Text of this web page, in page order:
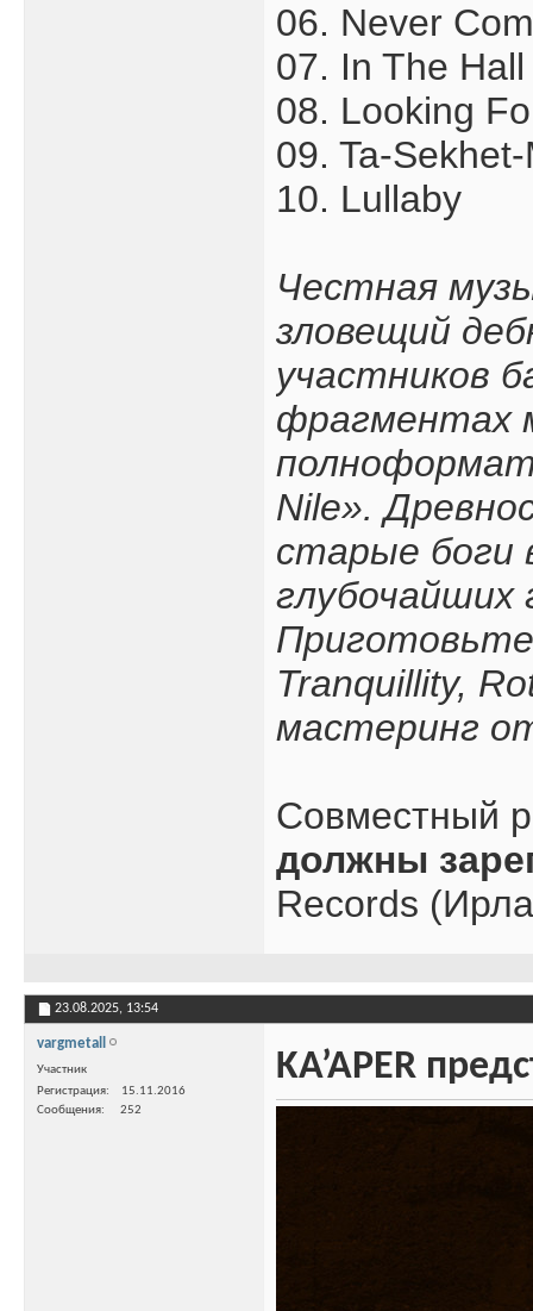
06. Never
07. In The
08. Looking
09. Ta-Sekhet-
10. Lullaby
Честная
зловещий
участников
фрагментах
Nile».
старые боги
глубочайших
Tranquillity,
мастеринг
Совместный
должны
Records
23.08.2025, 13:54
vargmetall
Участник
Регистрация
15.11.2016
Сообщения
252
KA’APER